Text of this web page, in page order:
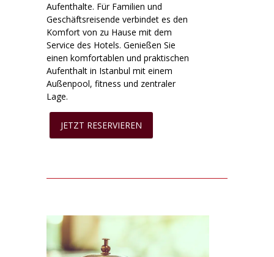
Aufenthalte. Für Familien und
Geschäftsreisende verbindet es den
Komfort von zu Hause mit dem
Service des Hotels. Genießen Sie
einen komfortablen und praktischen
Aufenthalt in Istanbul mit einem
Außenpool, fitness und zentraler
Lage.
JETZT RESERVIEREN